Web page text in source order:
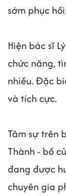
sớm phục
Hiện bác sĩ
chức năng,
nhiều. Đặc
và tích cực.
Tâm sự trên
Thành - bố
đang được
chuyên gia